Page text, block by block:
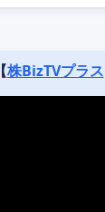
【株BizTVプラス